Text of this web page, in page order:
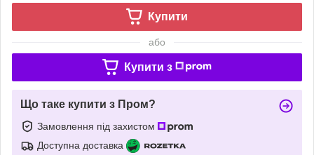
Купити
або
Купити з
Що таке купити з Пром?
Замовлення під захистом
Доступна доставка